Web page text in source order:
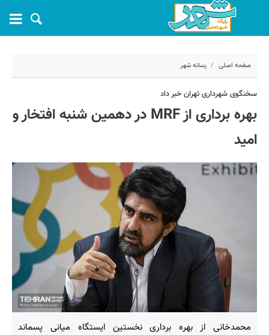
صفحه اصلی رسانه شهر
۴ آبان ۱۴۰۱ - ۱۷:۲۶
کد مطلب:27718
سخنگوی شهرداری تهران خبر داد
بهره برداری از MRF در دهمین شنبه افتخار و
امید
محمدخانی از بهره برداری نخستین ایستگاه میانی پسماند